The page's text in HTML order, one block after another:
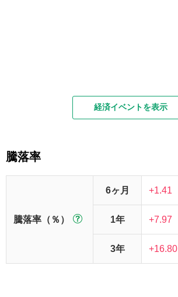
経済イベントを表示
騰落率
騰落率（％）
6ヶ月 +1.41
1年 +7.97
3年 +16.80